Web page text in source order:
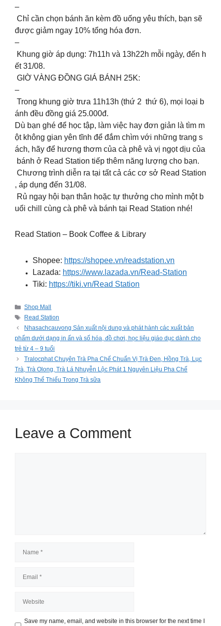
–
Chỉ cần chọn bánh ăn kèm đồ uống yêu thích, bạn sẽ
được giảm ngay 10% tổng hóa đơn.
–
Khung giờ áp dụng: 7h11h và 13h22h mỗi ngày, đến h
ết 31/08.
GIỜ VÀNG ĐỒNG GIÁ BÁNH 25K:
–
Trong khung giờ trưa 11h13h (thứ 2 thứ 6), mọi loại b
ánh đều đồng giá 25.000đ.
Dù bạn ghé để học tập, làm việc hay đơn giản là tìm m
ột không gian yên tĩnh để đắm chìm với những trang s
ách, hãy để hương thơm của cà phê và vị ngọt dịu của
bánh ở Read Station tiếp thêm năng lượng cho bạn.
Chương trình diễn ra tại tất cả các cơ sở Read Station
, áp dụng đến 31/08.
Rủ ngay hội bạn thân hoặc tự thưởng cho mình một b
uổi chill cùng cà phê và bánh tại Read Station nhé!
Read Station – Book Coffee & Library
Shopee: https://shopee.vn/readstation.vn
Lazada: https://www.lazada.vn/Read-Station
Tiki: https://tiki.vn/Read Station
Categories
Shop Mall
Tags
Read Station
Nhasachcauvong Sản xuất nội dung và phát hành các xuất bản
phẩm dưới dạng in ấn và số hóa, đồ chơi, học liệu giáo dục dành cho
trẻ từ 4 – 9 tuổi
Tralocphat Chuyên Trà Pha Chế Chuẩn Vị Trà Đen, Hồng Trà, Lục
Trà, Trà Olong, Trà Lá Nhuyễn Lộc Phát 1 Nguyên Liệu Pha Chế
Không Thể Thiếu Trong Trà sữa
Leave a Comment
Save my name, email, and website in this browser for the next time I